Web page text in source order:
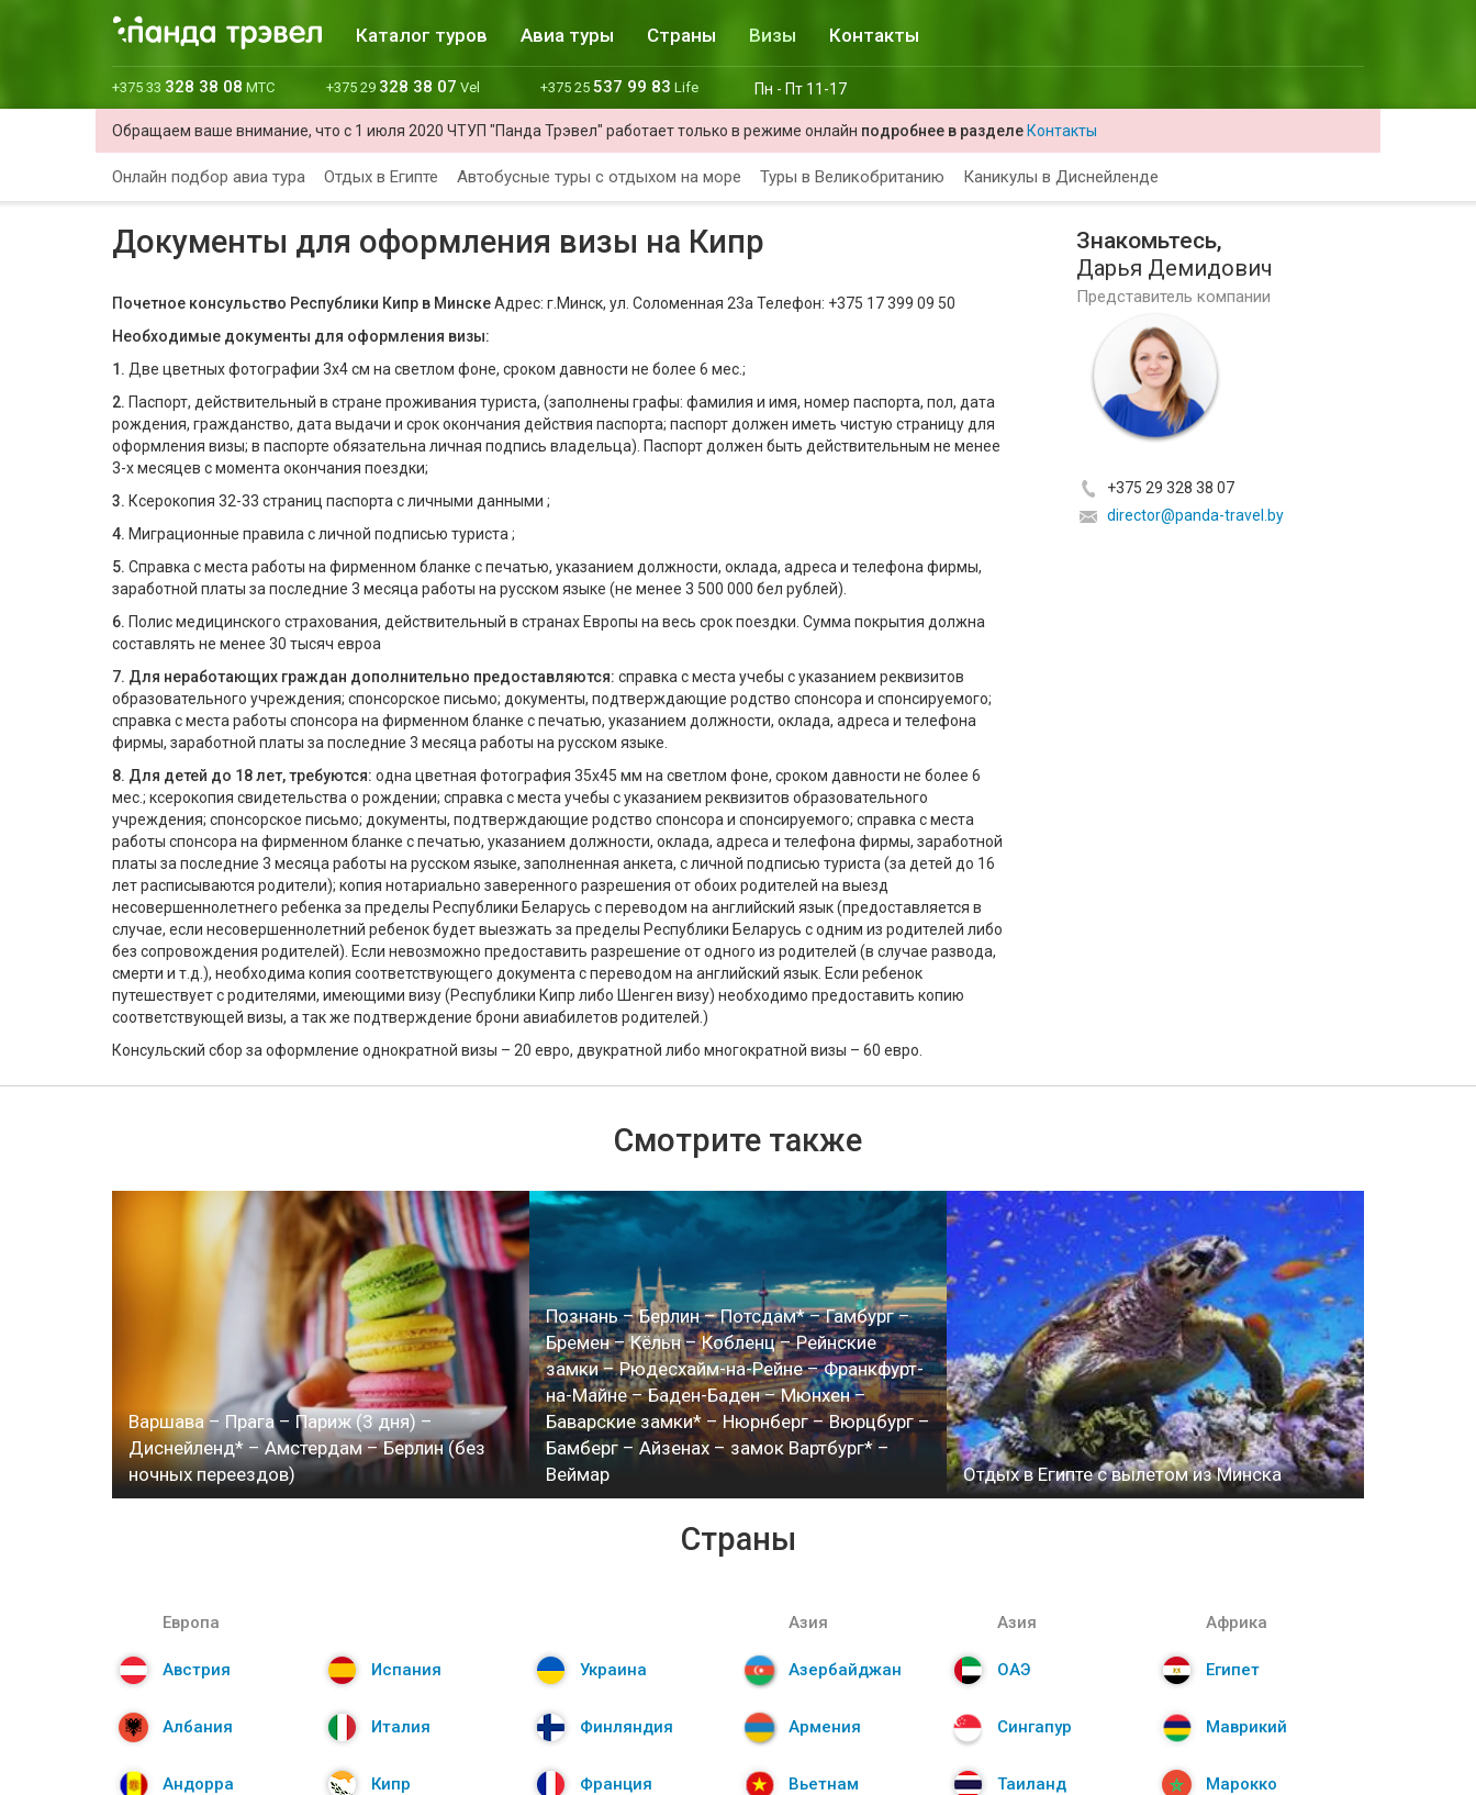
Каталог туров Авиа туры Страны Визы Контакты
+375 33 328 38 08 МТС +375 29 328 38 07 Vel +375 25 537 99 83 Life Пн - Пт 11-17
Обращаем ваше внимание, что с 1 июля 2020 ЧТУП "Панда Трэвел" работает только в режиме онлайн подробнее в разделе Контакты
Онлайн подбор авиа тура Отдых в Египте Автобусные туры с отдыхом на море Туры в Великобританию Каникулы в Диснейленде
Документы для оформления визы на Кипр
Почетное консульство Республики Кипр в МинскеАдрес: г.Минск, ул. Соломенная 23а Телефон: +375 17 399 09 50
Необходимые документы для оформления визы:
1. Две цветных фотографии 3х4 см на светлом фоне, сроком давности не более 6 мес.;
2. Паспорт, действительный в стране проживания туриста, (заполнены графы: фамилия и имя, номер паспорта, пол, дата
рождения, гражданство, дата выдачи и срок окончания действия паспорта; паспорт должен иметь чистую страницу для
оформления визы; в паспорте обязательна личная подпись владельца). Паспорт должен быть действительным не менее
3-х месяцев с момента окончания поездки;
3. Ксерокопия 32-33 страниц паспорта с личными данными ;
4. Миграционные правила с личной подписью туриста ;
5. Справка с места работы на фирменном бланке с печатью, указанием должности, оклада, адреса и телефона фирмы,
заработной платы за последние 3 месяца работы на русском языке (не менее 3 500 000 бел рублей).
6. Полис медицинского страхования, действительный в странах Европы на весь срок поездки. Сумма покрытия должна
составлять не менее 30 тысяч евроа
7. Для неработающих граждан дополнительно предоставляются: справка с места учебы с указанием реквизитов
образовательного учреждения; спонсорское письмо; документы, подтверждающие родство спонсора и спонсируемого;
справка с места работы спонсора на фирменном бланке с печатью, указанием должности, оклада, адреса и телефона
фирмы, заработной платы за последние 3 месяца работы на русском языке.
8. Для детей до 18 лет, требуются: одна цветная фотография 35х45 мм на светлом фоне, сроком давности не более 6
мес.; ксерокопия свидетельства о рождении; справка с места учебы с указанием реквизитов образовательного
учреждения; спонсорское письмо; документы, подтверждающие родство спонсора и спонсируемого; справка с места
работы спонсора на фирменном бланке с печатью, указанием должности, оклада, адреса и телефона фирмы, заработной
платы за последние 3 месяца работы на русском языке, заполненная анкета, с личной подписью туриста (за детей до 16
лет расписываются родители); копия нотариально заверенного разрешения от обоих родителей на выезд
несовершеннолетнего ребенка за пределы Республики Беларусь с переводом на английский язык (предоставляется в
случае, если несовершеннолетний ребенок будет выезжать за пределы Республики Беларусь с одним из родителей либо
без сопровождения родителей). Если невозможно предоставить разрешение от одного из родителей (в случае развода,
смерти и т.д.), необходима копия соответствующего документа с переводом на английский язык. Если ребенок
путешествует с родителями, имеющими визу (Республики Кипр либо Шенген визу) необходимо предоставить копию
соответствующей визы, а так же подтверждение брони авиабилетов родителей.)
Консульский сбор за оформление однократной визы – 20 евро, двукратной либо многократной визы – 60 евро.
Знакомьтесь,
Дарья Демидович
Представитель компании
+375 29 328 38 07
director@panda-travel.by
Смотрите также
Варшава – Прага – Париж (3 дня) –
Диснейленд* – Амстердам – Берлин (без
ночных переездов)
Познань – Берлин – Потсдам* – Гамбург –
Бремен – Кёльн – Кобленц – Рейнские
замки – Рюдесхайм-на-Рейне – Франкфурт-
на-Майне – Баден-Баден – Мюнхен –
Баварские замки* – Нюрнберг – Вюрцбург –
Бамберг – Айзенах – замок Вартбург* –
Веймар
Отдых в Египте с вылетом из Минска
Страны
Европа
Австрия
Албания
Андорра
Испания
Италия
Кипр
Украина
Финляндия
Франция
Азия
Азербайджан
Армения
Вьетнам
Азия
ОАЭ
Сингапур
Таиланд
Африка
Египет
Маврикий
Марокко